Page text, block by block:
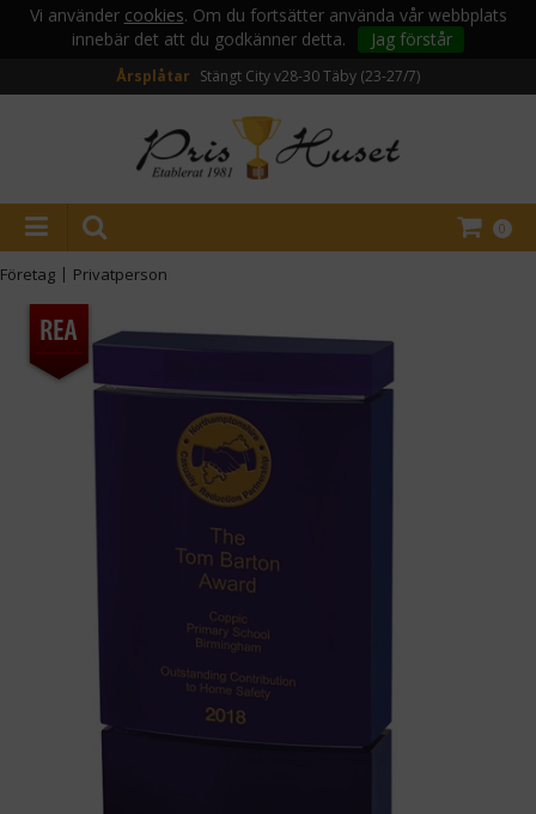
Vi använder cookies. Om du fortsätter använda vår webbplats
innebär det att du godkänner detta.
Jag förstår
Årsplåtar Stängt City v28-30Täby (23-27/7)
0
Företag | Privatperson